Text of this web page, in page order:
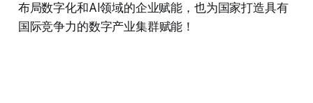
布局数字化和AI领域的企业赋能，也为国家打造具有
国际竞争力的数字产业集群赋能！